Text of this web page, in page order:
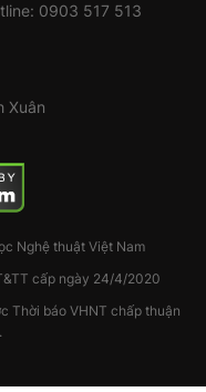
0903 517 513
Xuân
Nghệ thuật Việt Nam
cấp ngày 24/4/2020
Thời báo VHNT chấp thuận